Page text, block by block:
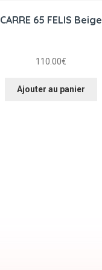
CARRE 65 FELIS Beige
110.00€
Ajouter au panier